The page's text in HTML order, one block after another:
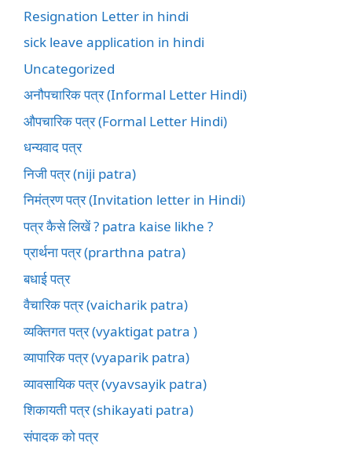
Resignation Letter in hindi
sick leave application in hindi
Uncategorized
अनौपचारिक पत्र (Informal Letter Hindi)
औपचारिक पत्र (Formal Letter Hindi)
धन्यवाद पत्र
निजी पत्र (niji patra)
निमंत्रण पत्र (Invitation letter in Hindi)
पत्र कैसे लिखें ? patra kaise likhe ?
प्रार्थना पत्र (prarthna patra)
बधाई पत्र
वैचारिक पत्र (vaicharik patra)
व्यक्तिगत पत्र (vyaktigat patra )
व्यापारिक पत्र (vyaparik patra)
व्यावसायिक पत्र (vyavsayik patra)
शिकायती पत्र (shikayati patra)
संपादक को पत्र